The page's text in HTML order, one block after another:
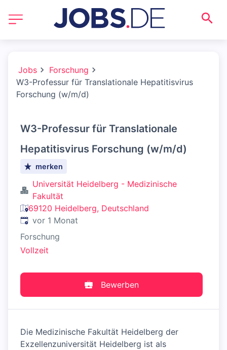
Jobs
Forschung
W3-Professur für Translationale Hepatitisvirus
Forschung (w/m/d)
W3-Professur für Translationale
Hepatitisvirus Forschung (w/m/d)
merken
Universität Heidelberg - Medizinische
Fakultät
69120 Heidelberg, Deutschland
Veröffentlicht:
vor 1 Monat
Forschung
Vollzeit
Bewerben
Die Medizinische Fakultät Heidelberg der
Exzellenzuniversität Heidelberg ist als